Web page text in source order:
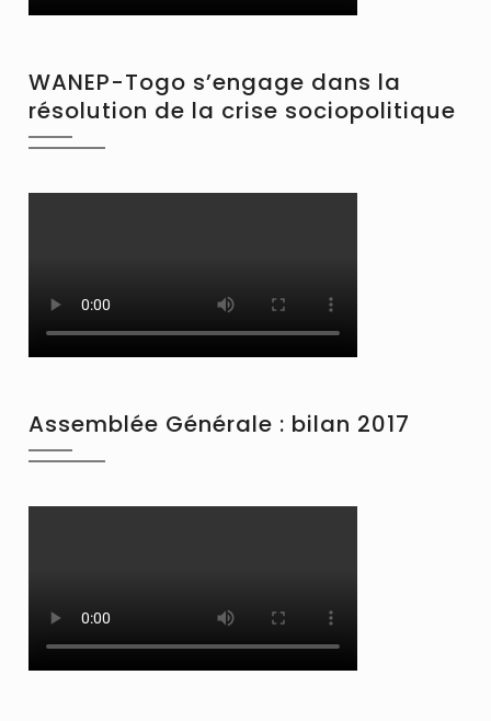
WANEP-Togo s’engage dans la
résolution de la crise sociopolitique
Assemblée Générale : bilan 2017